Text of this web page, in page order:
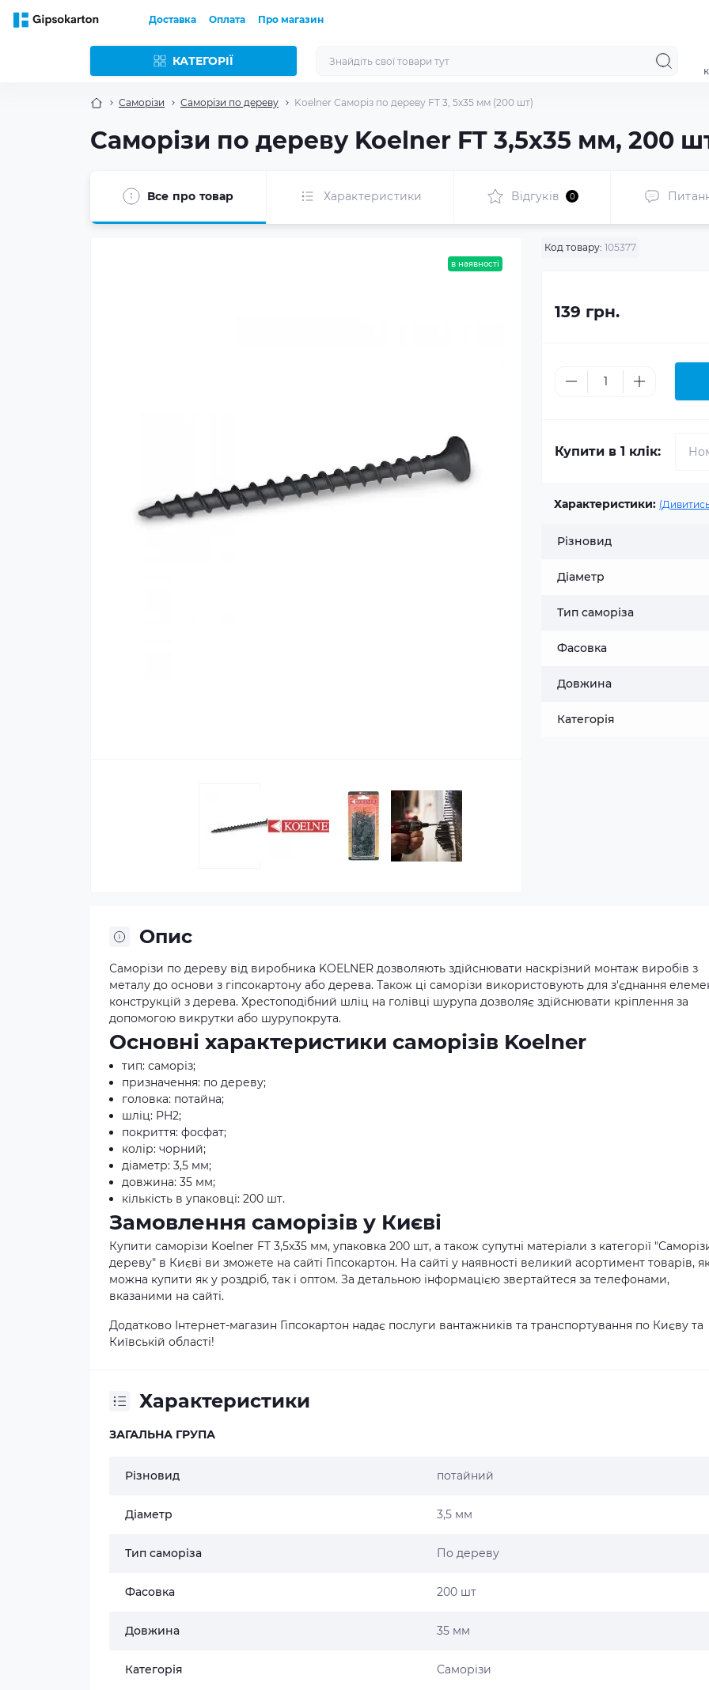
Доставка Оплата Про магазин
КАТЕГОРІЇ
Саморізи Саморізи по дереву Koelner Саморіз по дереву FT 3, 5x35 мм (200 шт)
Саморізи по дереву Koelner FT 3,5x35 мм, 200
Все про товар Характеристики Відгуків 0
в наявності
Код товару: 105377
139 грн.
Купити в 1 клік:
Характеристики:
Різновид
Діаметр
Тип саморіза
Фасовка
Довжина
Категорія
Опис
Саморізи по дереву від виробника KOELNER дозволяють здійснювати наскрізний монтаж виробів з
металу до основи з гіпсокартону або дерева. Також ці саморізи використовують для з'єднання
конструкцій з дерева. Хрестоподібний шліц на голівці шурупа дозволяє здійснювати кріплення за
допомогою викрутки або шурупокрута.
Основні характеристики саморізів Koelner
тип: саморіз;
призначення: по дереву;
головка: потайна;
шліц: PH2;
покриття: фосфат;
колір: чорний;
діаметр: 3,5 мм;
довжина: 35 мм;
кількість в упаковці: 200 шт.
Замовлення саморізів у Києві
Купити саморізи Koelner FT 3,5x35 мм, упаковка 200 шт, а також супутні матеріали з категорії
дереву" в Києві ви зможете на сайті Гіпсокартон. На сайті у наявності великий асортимент товарів,
можна купити як у роздріб, так і оптом. За детальною інформацією звертайтеся за телефонами,
вказаними на сайті.
Додатково Інтернет-магазин Гіпсокартон надає послуги вантажників та транспортування по Києву та
Київській області!
Характеристики
ЗАГАЛЬНА ГРУПА
Різновид потайний
Діаметр 3,5 мм
Тип саморіза По дереву
Фасовка 200 шт
Довжина 35 мм
Категорія Саморізи